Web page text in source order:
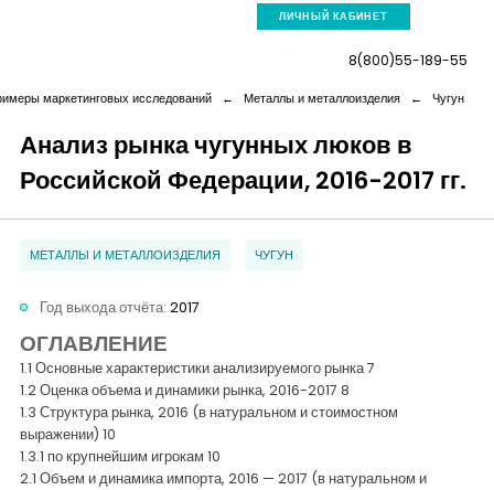
ЛИЧНЫЙ КАБИНЕТ
Компания
Новая реальность
Кейсы
Аналитика
8(800)55-189-55
маркетинговых исследований ← Металлы и металлоизделия ← Чугун
Анализ рынка чугунных люков в
Российской Федерации, 2016-2017 гг.
МЕТАЛЛЫ И МЕТАЛЛОИЗДЕЛИЯ ЧУГУН
Год выхода отчёта: 2017
ОГЛАВЛЕНИЕ
1.1 Основные характеристики анализируемого рынка 7
1.2 Оценка объема и динамики рынка, 2016-2017 8
1.3 Структура рынка, 2016 (в натуральном и стоимостном
выражении) 10
1.3.1 по крупнейшим игрокам 10
2.1 Объем и динамика импорта, 2016 — 2017 (в натуральном и